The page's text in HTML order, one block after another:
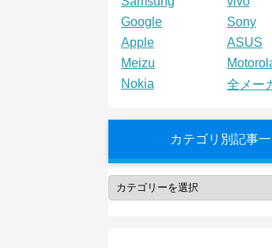
Google
Sony
Apple
ASUS
Meizu
Nokia
全メー
カテゴリ別記事